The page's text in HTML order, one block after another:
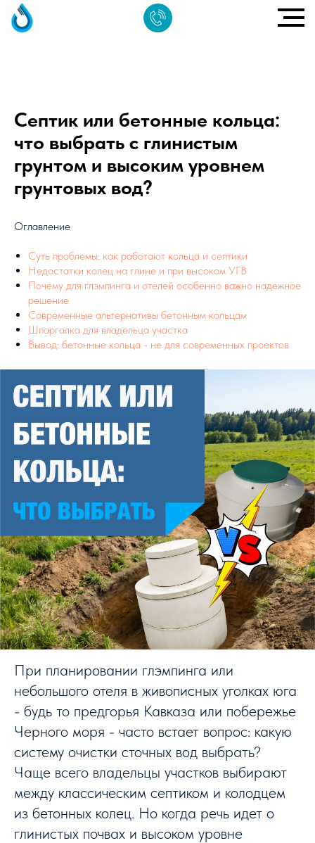
Септик или бетонные кольца:
что выбрать с глинистым
грунтом и высоким уровнем
грунтовых вод?
Оглавление
Суть проблемы: как работают кольца и септики
Недостатки колец на глине и при высоком УГВ
Почему для глэмпинга и отелей особенно важно надежное
решение
Современные альтернативы бетонным кольцам
Шпаргалка для владельца участка
Вывод: бетонные кольца - не для современных проектов
При планировании глэмпинга или
небольшого отеля в живописных уголках юга
- будь то предгорья Кавказа или побережье
Черного моря - часто встает вопрос: какую
систему очистки сточных вод выбрать?
Чаще всего владельцы участков выбирают
между классическим септиком и колодцем
из бетонных колец. Но когда речь идет о
глинистых почвах и высоком уровне